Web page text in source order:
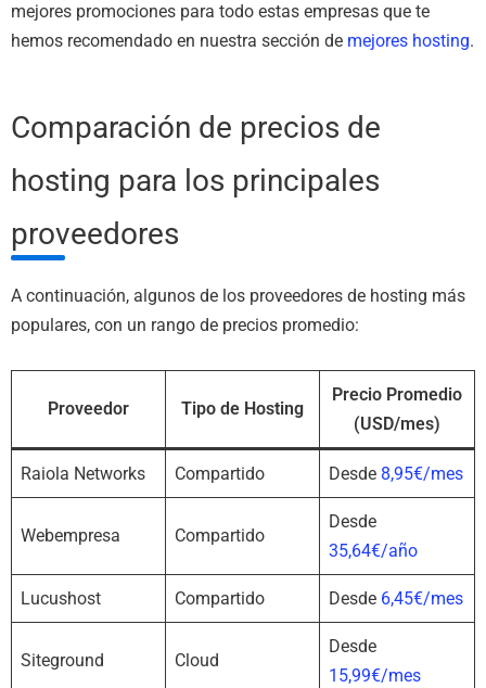
mejores promociones para todo estas empresas que te
hemos recomendado en nuestra sección de mejores hosting.
Comparación de precios de
hosting para los principales
proveedores
A continuación, algunos de los proveedores de hosting más
populares, con un rango de precios promedio:
Proveedor Tipo de Hosting
Precio Promedio
(USD/mes)
Raiola Networks Compartido Desde 8,95€/mes
Webempresa Compartido
Desde
35,64€/año
Lucushost Compartido Desde 6,45€/mes
Siteground Cloud
Desde
15,99€/mes